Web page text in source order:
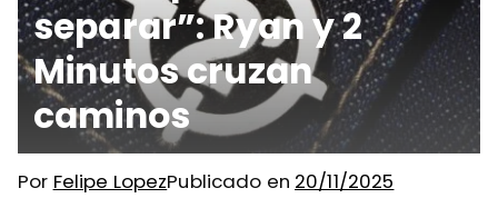
separar”: Ryan y 2
Minutos cruzan
caminos
Por Felipe LopezPublicado en 20/11/2025